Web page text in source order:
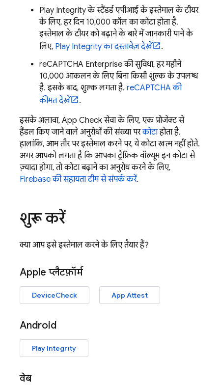
Play Integrity के स्टैंडर्ड एपीआई के इस्तेमाल के टीयर
के लिए, हर दिन 10,000 कॉल का कोटा होता है.
इस्तेमाल के टीयर को बढ़ाने के बारे में जानकारी पाने के
लिए, Play Integrity का दस्तावेज़ देखें
.
reCAPTCHA Enterprise की सुविधा, हर महीने
10,000 आकलन के लिए बिना किसी शुल्क के उपलब्ध
है. इसके बाद, शुल्क लगता है. reCAPTCHA की
कीमत देखें
.
इसके अलावा, App Checkसेवा के लिए, एक प्रोजेक्ट से
हैंडल किए जाने वाले अनुरोधों की संख्या परकोटाहोता है.
हालांकि, आम तौर पर इस्तेमाल करने पर, ये कोटा खत्म नहीं होते.
अगर आपको लगता है कि आपका ट्रैफ़िक वॉल्यूम इन कोटा से
ज़्यादा होगा, तो कोटा बढ़ाने का अनुरोध करने के लिए,
Firebase की सहायता टीम से संपर्क करें.
शुरू करें
क्या आप इसे इस्तेमाल करने के लिए तैयार हैं?
Apple प्लैटफ़ॉर्म
DeviceCheck App Attest
Android
Play Integrity
वेब